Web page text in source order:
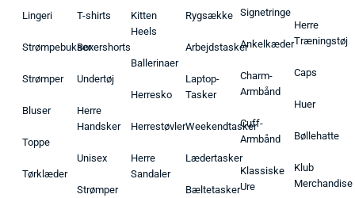
Lingeri
Strømpebukser
Strømper
Bluser
Toppe
Tørklæder
T-shirts
Boxershorts
Undertøj
Herre
Handsker
Unisex
Strømper
Kitten
Heels
Ballerinaer
Herresko
Herrestøvler
Herre
Sandaler
Rygsække
Arbejdstasker
Laptop-
Tasker
Weekendtasker
Lædertasker
Bæltetasker
Signetringe
Ankelkæder
Charm-
Armbånd
Cuff-
Armbånd
Klassiske
Ure
Herre
Træningstøj
Caps
Huer
Bøllehatte
Klub
Merchandise